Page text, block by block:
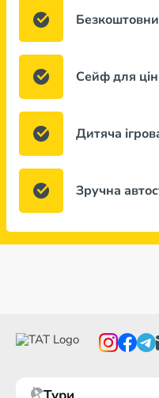
Сейф для
Дитяча
Зручна